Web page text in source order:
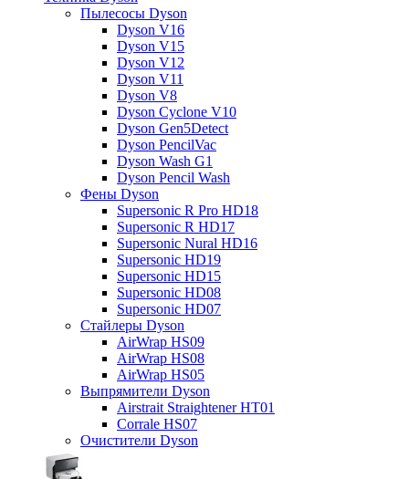
Пылесосы Dyson
Dyson V16
Dyson V15
Dyson V12
Dyson V11
Dyson V8
Dyson Cyclone V10
Dyson Gen5Detect
Dyson PencilVac
Dyson Wash G1
Dyson Pencil Wash
Фены Dyson
Supersonic R Pro HD18
Supersonic R HD17
Supersonic Nural HD16
Supersonic HD19
Supersonic HD15
Supersonic HD08
Supersonic HD07
Стайлеры Dyson
AirWrap HS09
AirWrap HS08
AirWrap HS05
Выпрямители Dyson
Airstrait Straightener HT01
Corrale HS07
Очистители Dyson